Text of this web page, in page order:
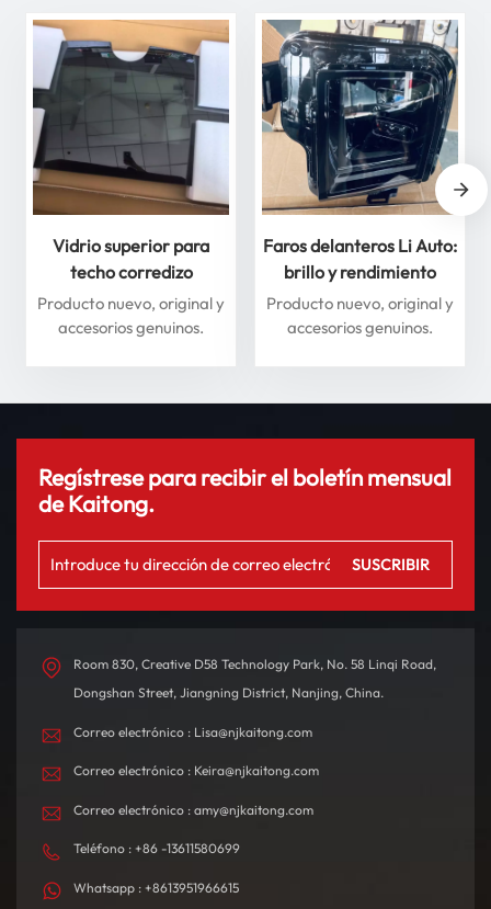
Vidrio superior para
techo corredizo
delantero y trasero para
Li Auto Serie L: mejore
Producto nuevo, original y
accesorios genuinos.
Faros delanteros Li Auto:
brillo y rendimiento
superiores para máxima
seguridad
Producto nuevo, original y
accesorios genuinos.
Regístrese para recibir el boletín mensual
de Kaitong.
Room 830, Creative D58 Technology Park, No. 58 Linqi Road,
Dongshan Street, Jiangning District, Nanjing, China.
Correo electrónico : Lisa@njkaitong.com
Correo electrónico : Keira@njkaitong.com
Correo electrónico : amy@njkaitong.com
Teléfono : +86 -13611580699
Whatsapp : +8613951966615